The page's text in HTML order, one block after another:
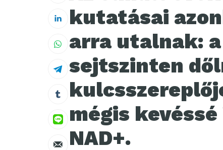
kutatásai
arra utalnak:
sejtszinten
mégis
NAD+.